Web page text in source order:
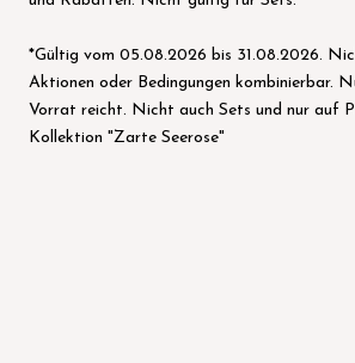
*Gültig vom 05.08.2026 bis 31.08.2026.
Aktionen oder Bedingungen kombinierbar.
Vorrat reicht. Nicht auch Sets und nur auf
Kollektion "Zarte Seerose"